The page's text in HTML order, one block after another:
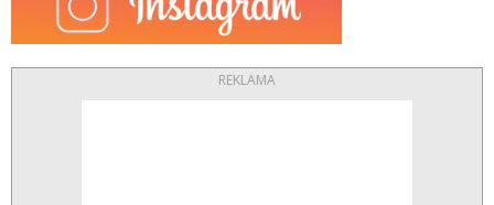
REKLAMA